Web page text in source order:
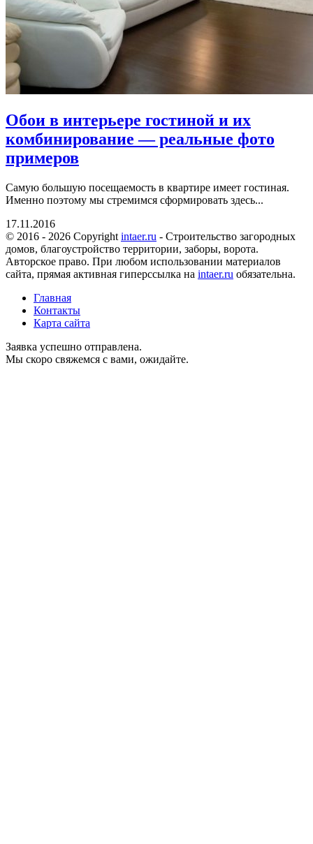
Обои в интерьере гостиной и их
комбинирование — реальные фото
примеров
Самую большую посещаемость в квартире имеет гостиная.
Именно поэтому мы стремимся сформировать здесь...
17.11.2016
© 2016 - 2026 Copyright intaer.ru - Cтроительство загородных
домов, благоустройство территории, заборы, ворота.
Авторское право. При любом использовании материалов
сайта, прямая активная гиперссылка на intaer.ru обязательна.
Главная
Контакты
Карта сайта
Заявка успешно отправлена.
Мы скоро свяжемся с вами, ожидайте.